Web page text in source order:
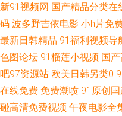
色视频 丝袜自慰一区 97色论精
涩偷拍网 91夫妻视频 激情avav
草中文娱乐网 亚州色图另类 九
合 日本熟女自慰 熟妇人妻一区
新91视频网 国产精品分类在
码 波多野吉依电影 小h片免
最新日韩精品 91福利视频导
色图论坛 91榴莲小视频 国
吧97资源站 欧美日韩另类0
在线免费 免费潮喷 91原创
碰高清免费视频 午夜电影全